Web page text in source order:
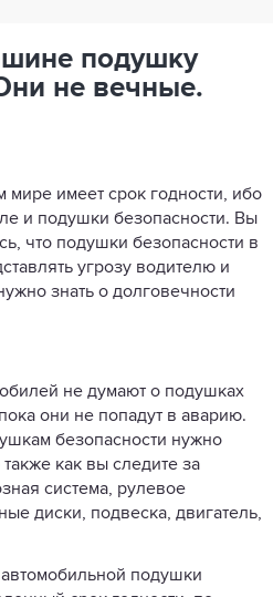
подушку
не вечные.
мире имеет срок годности, ибо
и подушки безопасности. Вы
что подушки безопасности в
угрозу водителю и
знать о долговечности
не думают о подушках
они не попадут в аварию.
безопасности нужно
как вы следите за
система, рулевое
диски, подвеска, двигатель,
подушки